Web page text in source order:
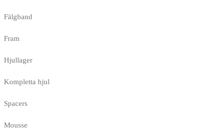
Fälgband
Fram
Hjullager
Kompletta hjul
Spacers
Mousse